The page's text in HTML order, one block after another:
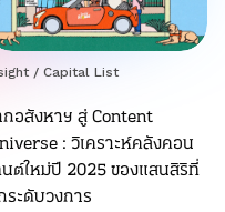
/ Capital List
กอสังหาฯ สู่ Content
: วิเคราะห์คลังคอน
นต์ใหม่ปี 2025 ของแสนสิริที่
ระดับวงการ